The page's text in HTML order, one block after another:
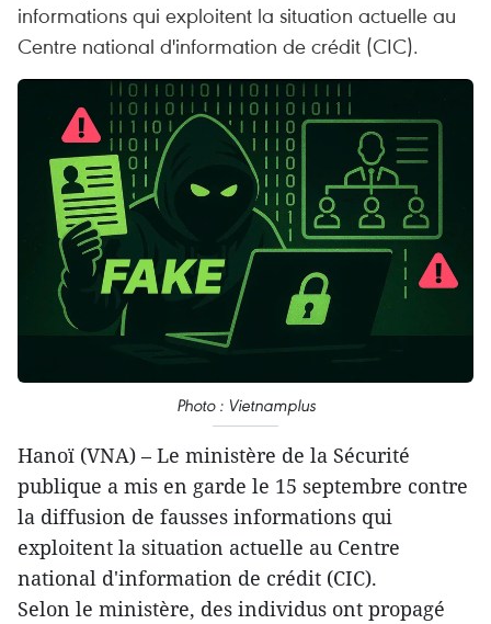
informations qui exploitent la situation actuelle au
Centre national d'information de crédit (CIC).
Photo : Vietnamplus
Hanoï (VNA) – Le ministère de la Sécurité
publique a mis en garde le 15 septembre contre
la diffusion de fausses informations qui
exploitent la situation actuelle au Centre
national d'information de crédit (CIC).
Selon le ministère, des individus ont propagé